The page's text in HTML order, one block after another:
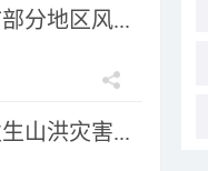
分地区风...
山洪灾害...